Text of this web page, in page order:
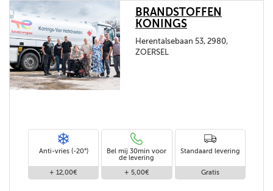
BRANDSTOFFEN
KONINGS
Herentalsebaan 53, 2980,
ZOERSEL
Anti-vries (-20°)
+ 12,00€
Bel mij 30min voor
de levering
+ 5,00€
Standaard levering
Gratis